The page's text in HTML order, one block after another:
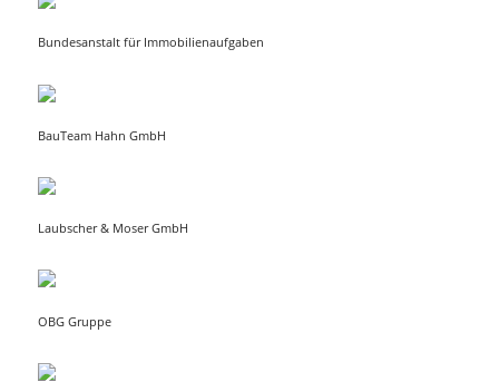
Bundesanstalt für Immobilienaufgaben
BauTeam Hahn GmbH
Laubscher & Moser GmbH
OBG Gruppe